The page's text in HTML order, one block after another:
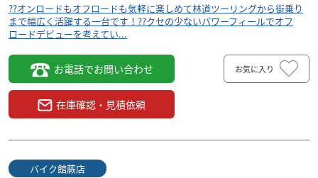
??オンロードもオフロードも気軽に楽しめて林道ツーリングから街乗り
まで幅広く活躍する一台です！??クセの少ないパワーフィールでオフ
ロードデビューを考えてい...
お電話でお問い合わせ
在庫確認・見積依頼
お気に入り
バイク館蕨店